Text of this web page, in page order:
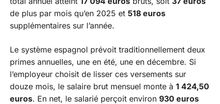
de plus par mois qu’en 2025 et 518 euros
supplémentaires sur l’année.
Le système espagnol prévoit traditionnellement deux
primes annuelles, une en été, une en décembre. Si
l’employeur choisit de lisser ces versements sur
douze mois, le salaire brut mensuel monte à 1 424,50
euros. En net, le salarié perçoit environ 930 euros